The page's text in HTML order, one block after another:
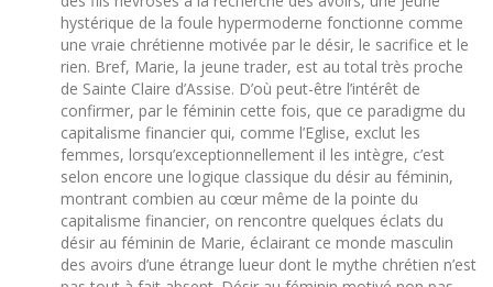
hystérique de la foule hypermoderne fonctionne comme
une vraie chrétienne motivée par le désir, le sacrifice et le
rien. Bref, Marie, la jeune trader, est au total très proche
de Sainte Claire d’Assise. D’où peut-être l’intérêt de
confirmer, par le féminin cette fois, que ce paradigme du
capitalisme financier qui, comme l’Eglise, exclut les
femmes, lorsqu’exceptionnellement il les intègre, c’est
selon encore une logique classique du désir au féminin,
montrant combien au cœur même de la pointe du
capitalisme financier, on rencontre quelques éclats du
désir au féminin de Marie, éclairant ce monde masculin
des avoirs d’une étrange lueur dont le mythe chrétien n’est